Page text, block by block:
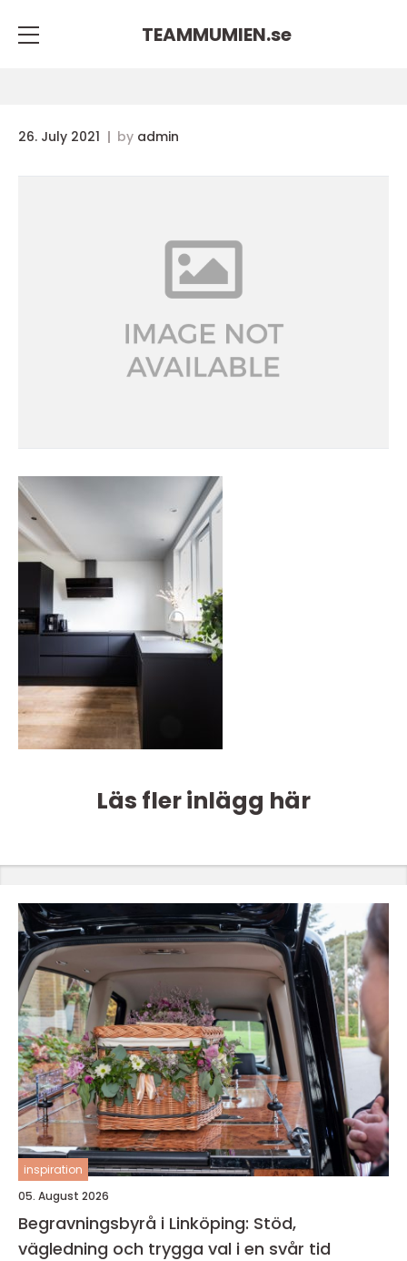
TEAMMUMIEN.se
26. July 2021 by admin
Läs fler inlägg här
inspiration
05. August 2026
Begravningsbyrå i Linköping: Stöd,
vägledning och trygga val i en svår tid